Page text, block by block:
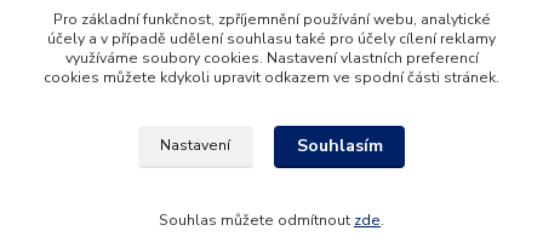
info@krecmer.cz
© 2022 | Krečmer OBALY
Pro základní funkčnost, zpříjemnění používání webu, analytické
účely a v případě udělení souhlasu také pro účely cílení reklamy
využíváme soubory cookies. Nastavení vlastních preferencí
cookies můžete kdykoli upravit odkazem ve spodní části stránek.
Nastavení Souhlasím
Souhlas můžete odmítnout zde.